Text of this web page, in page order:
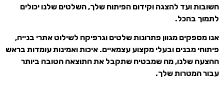
חשובות ועד להצגה וקידום הפיתוח שלך, השלטים שלנו יכולים
לתמוך בהכל.
אנו מספקים מגוון פתרונות שלטים וגרפיקה לשילוט אתרי בנייה,
פיתוחי מבנים ובעלי מקצוע עצמאיים. איכות ואמינות עומדות בראש
ההצעה שלנו, מה שמבטיח שתקבל את התוצאה הטובה ביותר
עבור המטרות שלך.